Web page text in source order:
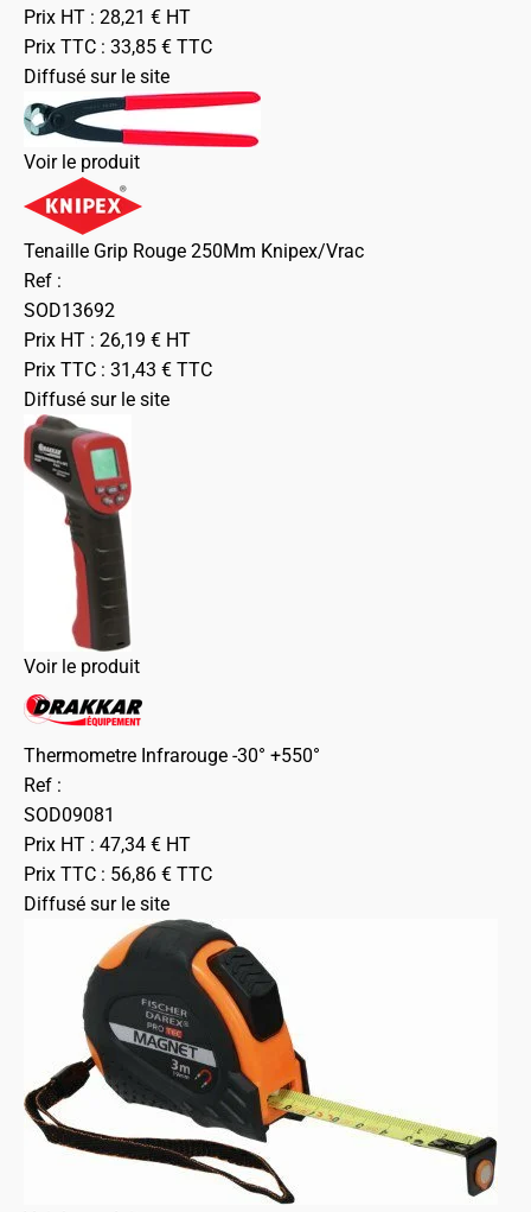
Prix HT : 28,21 € HT
Prix TTC : 33,85 € TTC
Diffusé sur le site
Voir le produit
Tenaille Grip Rouge 250Mm Knipex/Vrac
Ref :
SOD13692
Prix HT : 26,19 € HT
Prix TTC : 31,43 € TTC
Diffusé sur le site
Voir le produit
Thermometre Infrarouge -30° +550°
Ref :
SOD09081
Prix HT : 47,34 € HT
Prix TTC : 56,86 € TTC
Diffusé sur le site